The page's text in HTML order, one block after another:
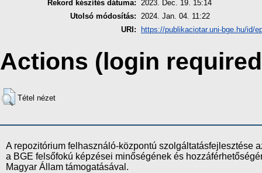
Rekord készítés dátuma: 2023. Dec. 19. 15:14
Utolsó módosítás: 2024. Jan. 04. 11:22
URI:
https://publikaciotar.uni-bge.hu/id/
Actions (login
Tétel nézet
A repozitórium felhasználó-központú szolgáltatásfejlesztése
a BGE felsőfokú képzései minőségének és
Magyar Állam támogatásával.